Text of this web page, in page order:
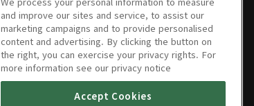
and improve our sites and service, to assist our
marketing campaigns and to provide personalised
content and advertising. By clicking the button on
the right, you can exercise your privacy rights. For
more information see our privacy notice
Accept Cookies